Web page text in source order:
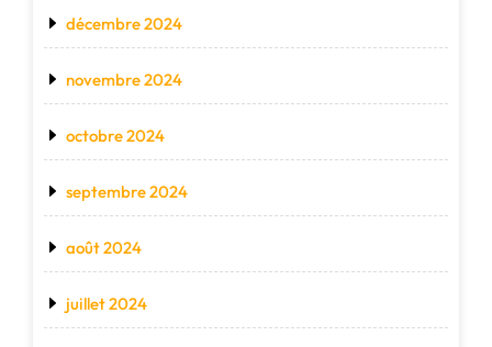
décembre 2024
novembre 2024
octobre 2024
septembre 2024
août 2024
juillet 2024